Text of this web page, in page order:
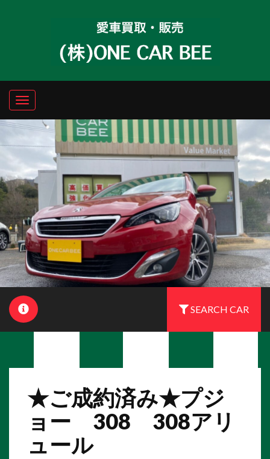
SEARCH CAR
★ご成約済み★プジ
ョー 308 308アリ
ュール